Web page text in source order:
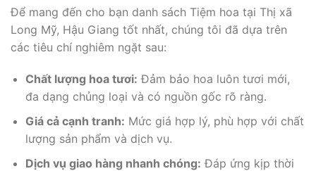
Để mang đến cho bạn danh sách Tiệm hoa tại Thị xã
Long Mỹ, Hậu Giang tốt nhất, chúng tôi đã dựa trên
các tiêu chí nghiêm ngặt sau:
Chất lượng hoa tươi: Đảm bảo hoa luôn tươi mới,
đa dạng chủng loại và có nguồn gốc rõ ràng.
Giá cả cạnh tranh: Mức giá hợp lý, phù hợp với chất
lượng sản phẩm và dịch vụ.
Dịch vụ giao hàng nhanh chóng: Đáp ứng kịp thời